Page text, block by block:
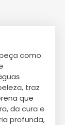
como
traz
que
da cura e
profunda,